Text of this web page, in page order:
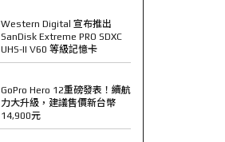
Western Digital 宣布推出
SanDisk Extreme PRO SDXC
UHS-II V60 等級記憶卡
GoPro Hero 12重磅發表！續航
力大升級，建議售價新台幣
14,900元